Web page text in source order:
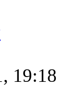
19:18